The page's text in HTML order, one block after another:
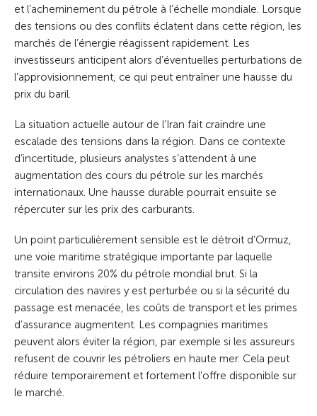
et l’acheminement du pétrole à l’échelle mondiale. Lorsque
des tensions ou des conflits éclatent dans cette région, les
marchés de l’énergie réagissent rapidement. Les
investisseurs anticipent alors d’éventuelles perturbations de
l’approvisionnement, ce qui peut entraîner une hausse du
prix du baril.
La situation actuelle autour de l’Iran fait craindre une
escalade des tensions dans la région. Dans ce contexte
d’incertitude, plusieurs analystes s’attendent à une
augmentation des cours du pétrole sur les marchés
internationaux. Une hausse durable pourrait ensuite se
répercuter sur les prix des carburants.
Un point particulièrement sensible est le détroit d’Ormuz,
une voie maritime stratégique importante par laquelle
transite environs 20% du pétrole mondial brut. Si la
circulation des navires y est perturbée ou si la sécurité du
passage est menacée, les coûts de transport et les primes
d’assurance augmentent. Les compagnies maritimes
peuvent alors éviter la région, par exemple si les assureurs
refusent de couvrir les pétroliers en haute mer. Cela peut
réduire temporairement et fortement l’offre disponible sur
le marché.